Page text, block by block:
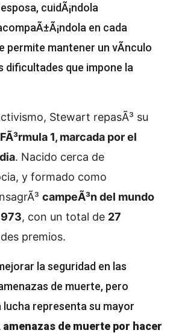
cuidÃ¡ndola
en cada
permite mantener un vÃ­nculo
dificultades que impone la
Stewart repasÃ³ su
1, marcada por el
. Nacido cerca de
y formado como
campeÃ³n del mundo
, con un total de 27
premios.
la seguridad en las
de muerte, pero
lucha representa su mayor
de muerte por hacer